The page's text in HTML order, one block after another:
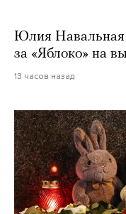
Юлия Навальная
за «Яблоко» на
13 часов назад